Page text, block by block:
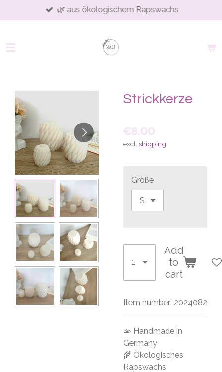
to
content
🌿 aus ökologischem Rapswachs
Strickkerze
€8.00
excl. shipping
Größe
Add
to
cart
Item number: 2024082
🫴 Handmade in
Germany
🌾 Ökologisches
Rapswachs